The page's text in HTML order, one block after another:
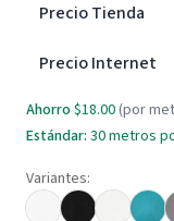
Precio Tienda
Precio Internet
Ahorro $18.00 (por
Estándar: 30 metros
Variantes: